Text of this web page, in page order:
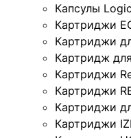
Капсулы
Картриджи
Картриджи
Картридж
Картриджи
Картриджи
Картриджи
Картриджи IZI